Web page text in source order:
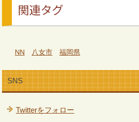
関連タグ
NN 八女市 福岡県
SNS
Twitterをフォロー